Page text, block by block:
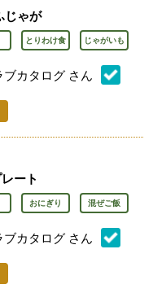
じゃが
とりわけ食 じゃがいも
ブカタログ さん
：
ント：
ート
おにぎり 混ぜご飯
ブカタログ さん
：
ント：